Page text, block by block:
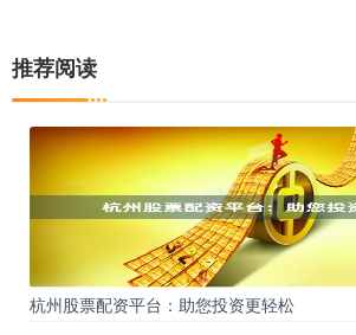
推荐阅读
杭州股票配资平台：助您投资更轻松